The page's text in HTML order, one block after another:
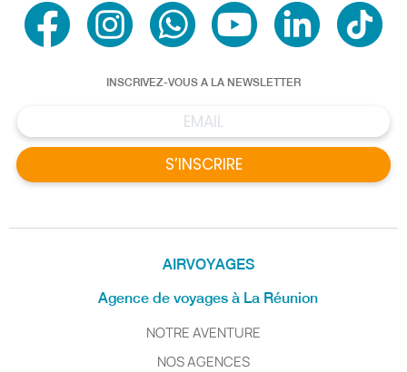
AIRVOYAGES
Agence de voyages à La Réunion
NOTRE AVENTURE
NOS AGENCES
INSCRIVEZ-VOUS A LA NEWSLETTER
S’INSCRIRE